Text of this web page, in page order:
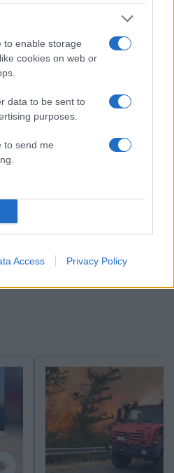
to enable storage
cookies on web or
data to be sent to
purposes.
to send me
Access Privacy Policy
και την κοινωνική
ισορροπία μεταξύ
περιβαλλοντικής ευθύνης,
επιχειρήσεις, αλλά και